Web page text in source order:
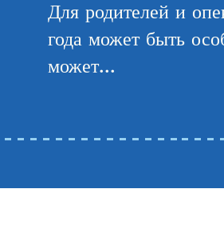
Для родителей и
года может быть
может...